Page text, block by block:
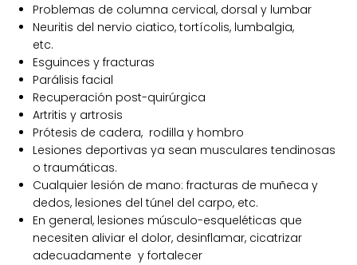
Problemas de columna cervical, dorsal y lumbar
Neuritis del nervio ciatico, tortícolis, lumbalgia,
etc.
Esguinces y fracturas
Parálisis facial
Recuperación post-quirúrgica
Artritis y artrosis
Prótesis de cadera, rodilla y hombro
Lesiones deportivas ya sean musculares tendinosas
o traumáticas.
Cualquier lesión de mano: fracturas de muñeca y
dedos, lesiones del túnel del carpo, etc.
En general, lesiones músculo-esqueléticas que
necesiten aliviar el dolor, desinflamar, cicatrizar
adecuadamente y fortalecer